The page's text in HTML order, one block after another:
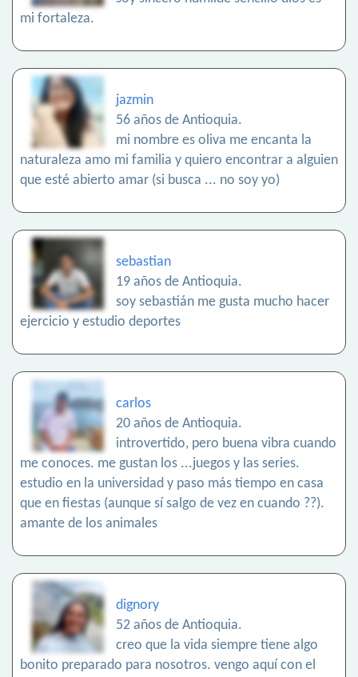
mi fortaleza.
jazmin
56 años de Antioquia.
mi nombre es oliva me encanta la
naturaleza amo mi familia y quiero encontrar a alguien
que esté abierto amar (si busca ... no soy yo)
sebastian
19 años de Antioquia.
soy sebastián me gusta mucho hacer
ejercicio y estudio deportes
carlos
20 años de Antioquia.
introvertido, pero buena vibra cuando
me conoces. me gustan los ...juegos y las series.
estudio en la universidad y paso más tiempo en casa
que en fiestas (aunque sí salgo de vez en cuando ??).
amante de los animales
dignory
52 años de Antioquia.
creo que la vida siempre tiene algo
bonito preparado para nosotros. vengo aquí con el